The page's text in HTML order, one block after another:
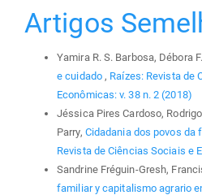
Artigos
Yamira R. S. Barbosa, Débora
e cuidado , Raízes: Revista de
Econômicas: v. 38 n. 2 (2018)
Jéssica Pires Cardoso,
Parry, Cidadania dos povos da
Revista de Ciências Sociais e
Sandrine Fréguin-Gresh,
familiar y capitalismo agrario